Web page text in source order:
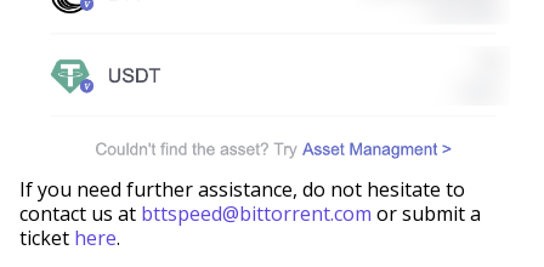
If you need further assistance, do not hesitate to
contact us at bttspeed@bittorrent.com or submit a
ticket here.